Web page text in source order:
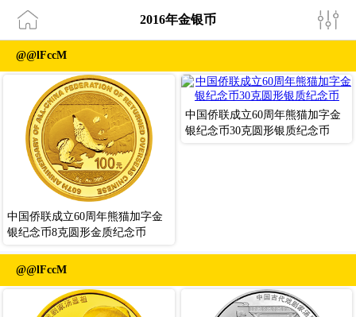
2016年金银币
@@lFccM
中国侨联成立60周年熊猫加字金
银纪念币8克圆形金质纪念币
中国侨联成立60周年熊猫加字金
银纪念币30克圆形银质纪念币
@@lFccM